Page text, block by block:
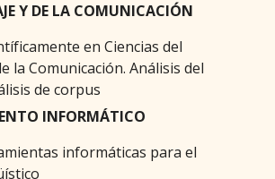
Y DE LA COMUNICACIÓN
en Ciencias del
la Comunicación. Análisis del
de corpus
INFORMÁTICO
informáticas para el